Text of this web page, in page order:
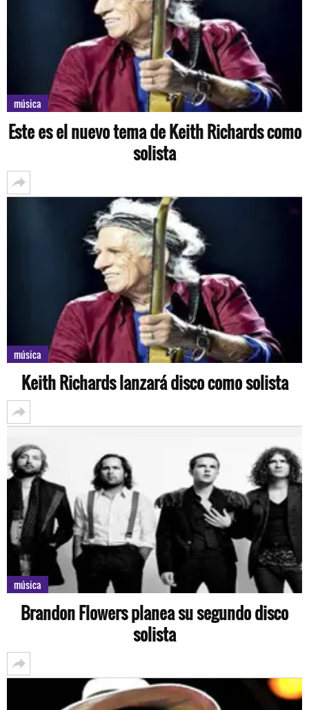
música
Este es el nuevo tema de Keith Richards como
solista
música
Keith Richards lanzará disco como solista
música
Brandon Flowers planea su segundo disco
solista